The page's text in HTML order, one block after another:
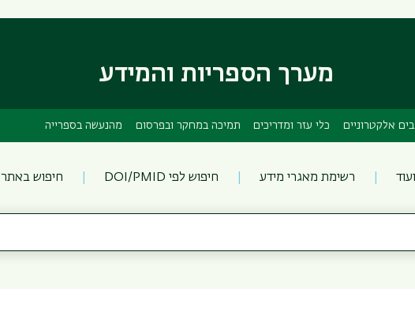
ראשי
מערך הספריות והמידע
אלקטרוניים כלי עזר ומדריכים תמיכה במחקר ובפרסום מהנעשה בספרייה
רשימת מאגרי מידע חיפוש לפי DOI/PMID חיפוש באתר